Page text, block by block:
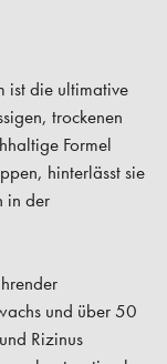
ist die ultimative
trockenen
Formel
hinterlässt sie
in der
und über 50
Rizinus